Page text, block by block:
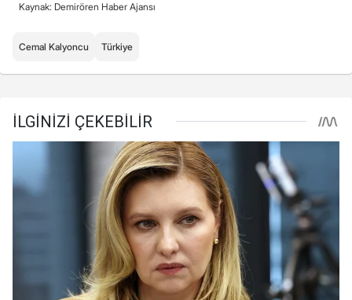
Kaynak: Demirören Haber Ajansı
Cemal Kalyoncu Türkiye